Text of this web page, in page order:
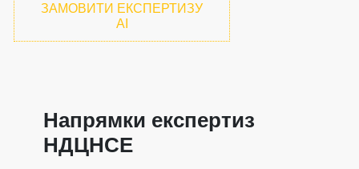
ЗАМОВИТИ ЕКСПЕРТИЗУ
AI
Напрямки експертиз
НДЦНСЕ